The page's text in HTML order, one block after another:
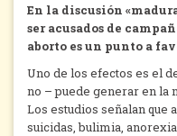
En la discusión
ser acusados de
aborto es un punto a
Uno de los efectos es el
no – puede generar en la
Los estudios señalan que
suicidas, bulimia,